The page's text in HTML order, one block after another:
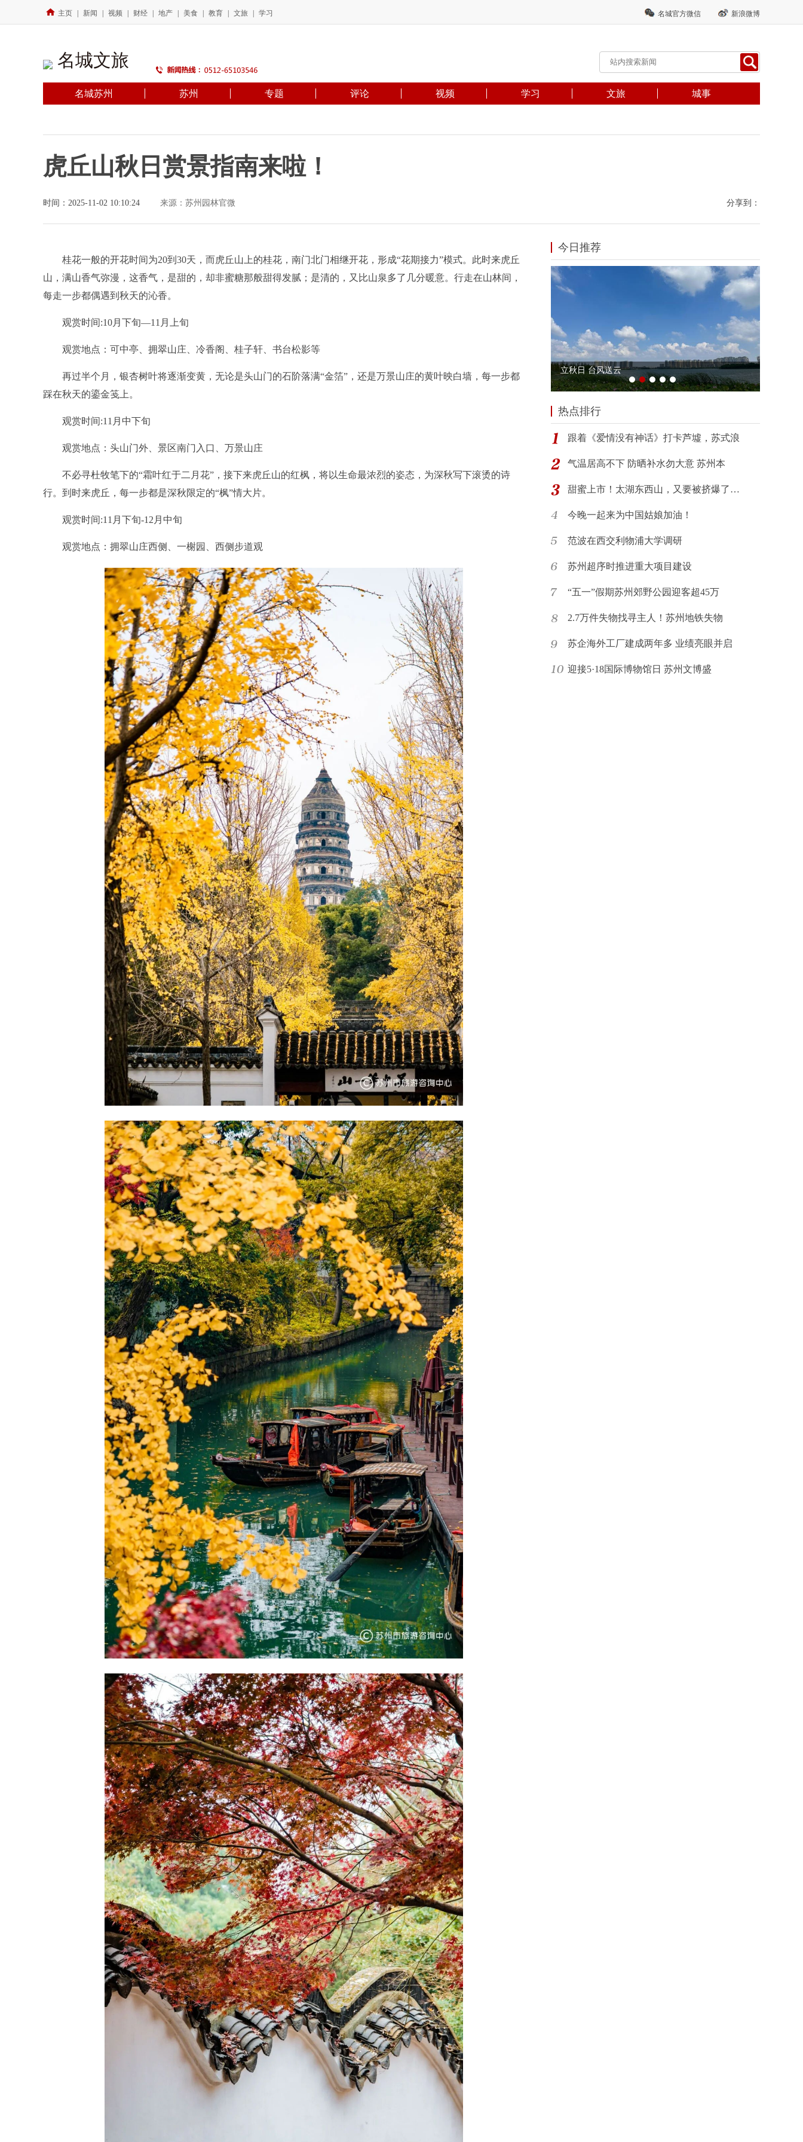
主页 新闻 视频 财经 地产 美食 教育 文旅 学习 名城官方微信 新浪微博
名城文旅
名城苏州 苏州 专题 评论 视频 学习 文旅 城事
虎丘山秋日赏景指南来啦！
时间：2025-11-02 10:10:24 来源：苏州园林官微 分享到：
桂花一般的开花时间为20到30天，而虎丘山上的桂花，南门北门相继开花，形成“花期接力”模式。此时来虎丘
山，满山香气弥漫，这香气，是甜的，却非蜜糖那般甜得发腻；是清的，又比山泉多了几分暖意。行走在山林间，
每走一步都偶遇到秋天的沁香。
观赏时间:10月下旬—11月上旬
观赏地点：可中亭、拥翠山庄、冷香阁、桂子轩、书台松影等
再过半个月，银杏树叶将逐渐变黄，无论是头山门的石阶落满“金箔”，还是万景山庄的黄叶映白墙，每一步都
踩在秋天的鎏金笺上。
观赏时间:11月中下旬
观赏地点：头山门外、景区南门入口、万景山庄
不必寻杜牧笔下的“霜叶红于二月花”，接下来虎丘山的红枫，将以生命最浓烈的姿态，为深秋写下滚烫的诗
行。到时来虎丘，每一步都是深秋限定的“枫”情大片。
观赏时间:11月下旬-12月中旬
观赏地点：拥翠山庄西侧、一榭园、西侧步道观
今日推荐
热点排行
跟着《爱情没有神话》打卡芦墟，苏式浪
气温居高不下 防晒补水勿大意 苏州本
甜蜜上市！太湖东西山，又要被挤爆了…
今晚一起来为中国姑娘加油！
范波在西交利物浦大学调研
苏州超序时推进重大项目建设
“五一”假期苏州郊野公园迎客超45万
2.7万件失物找寻主人！苏州地铁失物
苏企海外工厂建成两年多 业绩亮眼并启
迎接5·18国际博物馆日 苏州文博盛